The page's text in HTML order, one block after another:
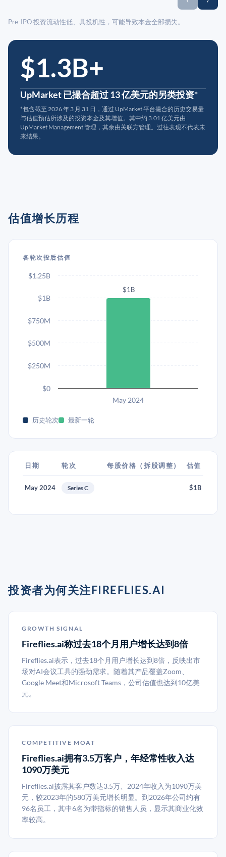
Pre-IPO 投资流动性低、具投机性，可能导致本金全部损失。
$1.3B+
UpMarket 已撮合超过 13 亿美元的另类投资*
*包含截至 2026 年 3 月 31 日，通过 UpMarket 平台撮合的历史交易量
与估值预估所涉及的投资本金及其增值。其中约 3.01 亿美元由
UpMarket Management 管理，其余由关联方管理。过往表现不代表未
来结果。
估值增长历程
各轮次投后估值
$1B
May 2024
$0
$250M
$500M
$750M
$1B
$1.25B
历史轮次 最新一轮
日期 轮次 每股价格（拆股调整） 估值
May 2024 Series C $1B
投资者为何关注FIREFLIES.AI
GROWTH SIGNAL
Fireflies.ai称过去18个月用户增长达到8倍
Fireflies.ai表示，过去18个月用户增长达到8倍，反映出市
场对AI会议工具的强劲需求。随着其产品覆盖Zoom、
Google Meet和Microsoft Teams，公司估值也达到10亿美
元。
COMPETITIVE MOAT
Fireflies.ai拥有3.5万客户，年经常性收入达
1090万美元
Fireflies.ai披露其客户数达3.5万、2024年收入为1090万美
元，较2023年的580万美元增长明显。到2026年公司约有
96名员工，其中6名为带指标的销售人员，显示其商业化效
率较高。